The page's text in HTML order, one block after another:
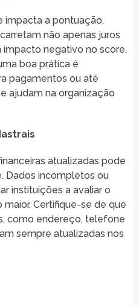
impacta a pontuação.
não apenas juros
negativo no score.
boa prática é
pagamentos ou até
ajudam na organização
atualizadas pode
Dados incompletos ou
instituições a avaliar o
Certifique-se de que
como endereço, telefone
sempre atualizadas nos